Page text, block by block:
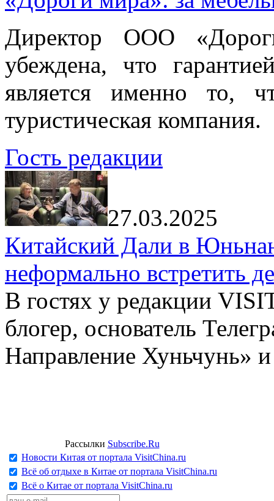
Директор ООО
убеждена, что
является именно то,
туристическая компания.
Гость редакции
27.03.2025
Китайский Дали в
неформально встретить
В гостях у редакции
блогер, основатель
Направление Хуньчунь»
Рассылки Subscribe.Ru
Новости Китая от портала VisitChina.ru
Всё об отдыхе в Китае от портала VisitChina.ru
Всё о Китае от портала VisitChina.ru